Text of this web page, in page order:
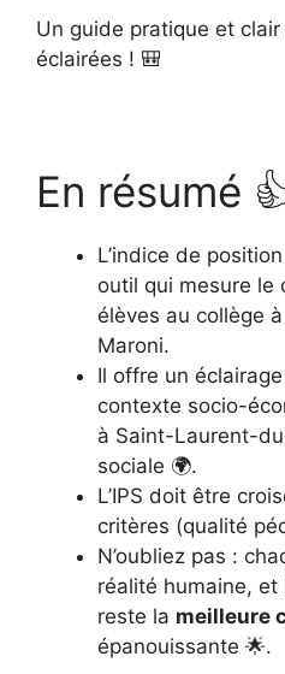
Un guide pratique et
éclairées ! 🎒
En résumé
L’indice de
outil qui mesure le
élèves au collège
Maroni.
Il offre un
contexte socio-
à Saint-Laurent-
sociale 🌍.
L’IPS doit être
critères (qualité
N’oubliez pas :
réalité humaine, et
reste la meilleure
épanouissante 🌟.